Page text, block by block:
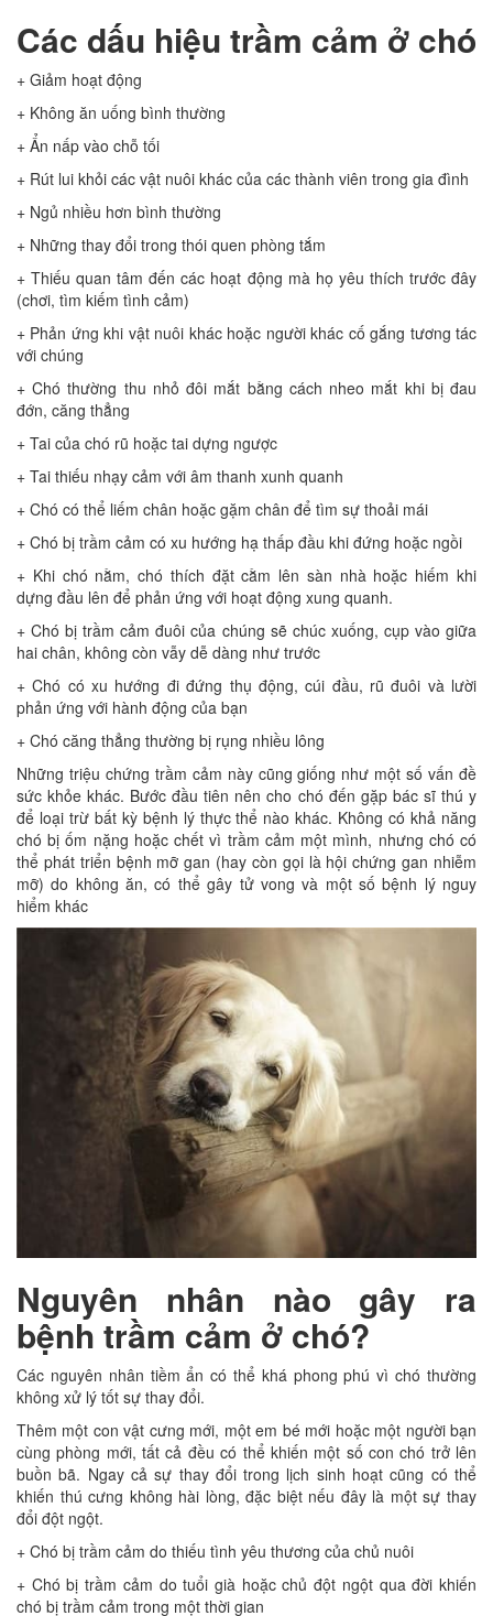
Các dấu hiệu trầm cảm ở chó
+ Giảm hoạt động
+ Không ăn uống bình thường
+ Ẩn nấp vào chỗ tối
+ Rút lui khỏi các vật nuôi khác của các thành viên trong gia đình
+ Ngủ nhiều hơn bình thường
+ Những thay đổi trong thói quen phòng tắm
+ Thiếu quan tâm đến các hoạt động mà họ yêu thích trước đây
(chơi, tìm kiếm tình cảm)
+ Phản ứng khi vật nuôi khác hoặc người khác cố gắng tương tác
với chúng
+ Chó thường thu nhỏ đôi mắt bằng cách nheo mắt khi bị đau
đớn, căng thẳng
+ Tai của chó rũ hoặc tai dựng ngược
+ Tai thiếu nhạy cảm với âm thanh xunh quanh
+ Chó có thể liếm chân hoặc gặm chân để tìm sự thoải mái
+ Chó bị trầm cảm có xu hướng hạ thấp đầu khi đứng hoặc ngồi
+ Khi chó nằm, chó thích đặt cằm lên sàn nhà hoặc hiếm khi
dựng đầu lên để phản ứng với hoạt động xung quanh.
+ Chó bị trầm cảm đuôi của chúng sẽ chúc xuống, cụp vào giữa
hai chân, không còn vẫy dễ dàng như trước
+ Chó có xu hướng đi đứng thụ động, cúi đầu, rũ đuôi và lười
phản ứng với hành động của bạn
+ Chó căng thẳng thường bị rụng nhiều lông
Những triệu chứng trầm cảm này cũng giống như một số vấn đề
sức khỏe khác. Bước đầu tiên nên cho chó đến gặp bác sĩ thú y
để loại trừ bất kỳ bệnh lý thực thể nào khác. Không có khả năng
chó bị ốm nặng hoặc chết vì trầm cảm một mình, nhưng chó có
thể phát triển bệnh mỡ gan (hay còn gọi là hội chứng gan nhiễm
mỡ) do không ăn, có thể gây tử vong và một số bệnh lý nguy
hiểm khác
Nguyên nhân nào gây ra
bệnh trầm cảm ở chó?
Các nguyên nhân tiềm ẩn có thể khá phong phú vì chó thường
không xử lý tốt sự thay đổi.
Thêm một con vật cưng mới, một em bé mới hoặc một người bạn
cùng phòng mới, tất cả đều có thể khiến một số con chó trở lên
buồn bã. Ngay cả sự thay đổi trong lịch sinh hoạt cũng có thể
khiến thú cưng không hài lòng, đặc biệt nếu đây là một sự thay
đổi đột ngột.
+ Chó bị trầm cảm do thiếu tình yêu thương của chủ nuôi
+ Chó bị trầm cảm do tuổi già hoặc chủ đột ngột qua đời khiến
chó bị trầm cảm trong một thời gian